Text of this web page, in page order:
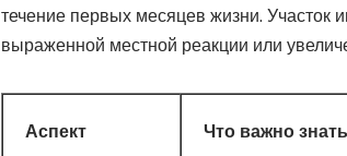
течение первых месяцев жизни. Участок
выраженной местной реакции или
Аспект Что важно знать